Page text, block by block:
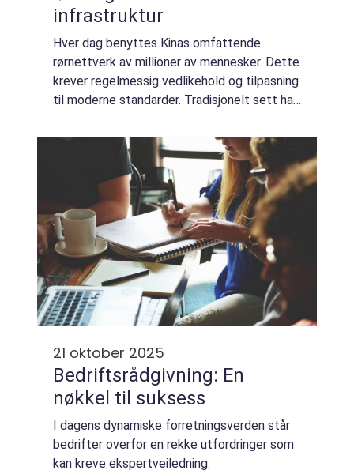
infrastruktur
Hver dag benyttes Kinas omfattende
rørnettverk av millioner av mennesker. Dette
krever regelmessig vedlikehold og tilpasning
til moderne standarder. Tradisjonelt sett har
og betydelige kostnade...
21 oktober 2025
Bedriftsrådgivning: En
nøkkel til suksess
I dagens dynamiske forretningsverden står
bedrifter overfor en rekke utfordringer som
kan kreve ekspertveiledning.